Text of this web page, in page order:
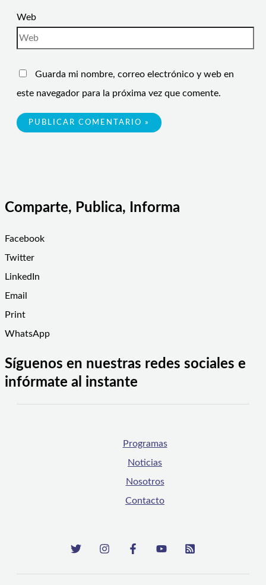
Web
Guarda mi nombre, correo electrónico y web en
este navegador para la próxima vez que comente.
Comparte, Publica, Informa
Facebook
Twitter
LinkedIn
Email
Print
WhatsApp
Síguenos en nuestras redes sociales e
infórmate al instante
Programas
Noticias
Nosotros
Contacto